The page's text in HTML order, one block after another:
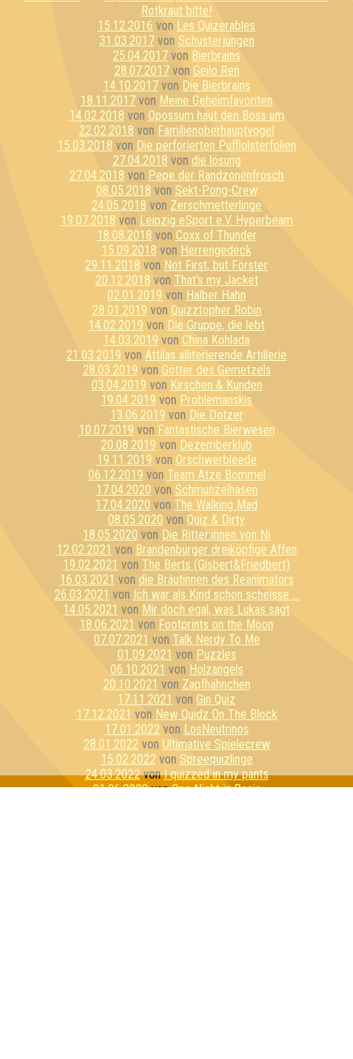
Rotkraut bitte!
15.12.2016 von Les Quizerables
31.03.2017von Schusterjungen
25.04.2017 von Bierbrains
28.07.2017von Geilo Ren
14.10.2017von Die Bierbrains
18.11.2017 von Meine Geheimfavoriten
14.02.2018 von Opossum haut den Boss um
22.02.2018 von Familienoberhauptvogel
15.03.2018 von Die perforierten Pufflolsterfolien
27.04.2018 von die lösung
27.04.2018 von Pepe der Randzonenfrosch
08.05.2018 von Sekt-Pong-Crew
24.05.2018 von Zerschmetterlinge
19.07.2018 von Leipzig eSport e.V. Hyperbeam
18.08.2018 von Coxx of Thunder
15.09.2018 von Herrengedeck
29.11.2018 von Not First, but Förster
20.12.2018 von That's my Jacket
02.01.2019 von Halber Hahn
28.01.2019 von Quizztopher Robin
14.02.2019 von Die Gruppe, die lebt
14.03.2019 von China Kohlada
21.03.2019 von Attilas alliterierende Artillerie
28.03.2019 von Götter des Gemetzels
03.04.2019 von Kirschen & Kunden
19.04.2019 von Problemanskis
13.06.2019 von Die Dotzer
10.07.2019 von Fantastische Bierwesen
20.08.2019 von Dezemberklub
19.11.2019 von Orschwerbleede
06.12.2019 von Team Atze Bommel
17.04.2020 von Schmunzelhasen
17.04.2020 von The Walking Mad
08.05.2020 von Quiz & Dirty
18.05.2020 von Die Ritter:innen von Ni
12.02.2021 von Brandenburger dreiköpfige Affen
19.02.2021 von The Berts (Gisbert&Friedbert)
16.03.2021 von die Bräutinnen des Reanimators
26.03.2021 von Ich war als Kind schon scheisse ...
14.05.2021 von Mir doch egal, was Lukas sagt
18.06.2021 von Footprints on the Moon
07.07.2021 von Talk Nerdy To Me
01.09.2021 von Puzzles
06.10.2021 von Holzangels
20.10.2021 von Zapfhähnchen
17.11.2021 von Gin Quiz
17.12.2021 von New Quidz On The Block
17.01.2022 von LosNeutrinos
28.01.2022 von Ultimative Spielecrew
15.02.2022 von Spreequizlinge
24.03.2022vonI quizzed in my pants
01.06.2022vonOne Night in Rosis